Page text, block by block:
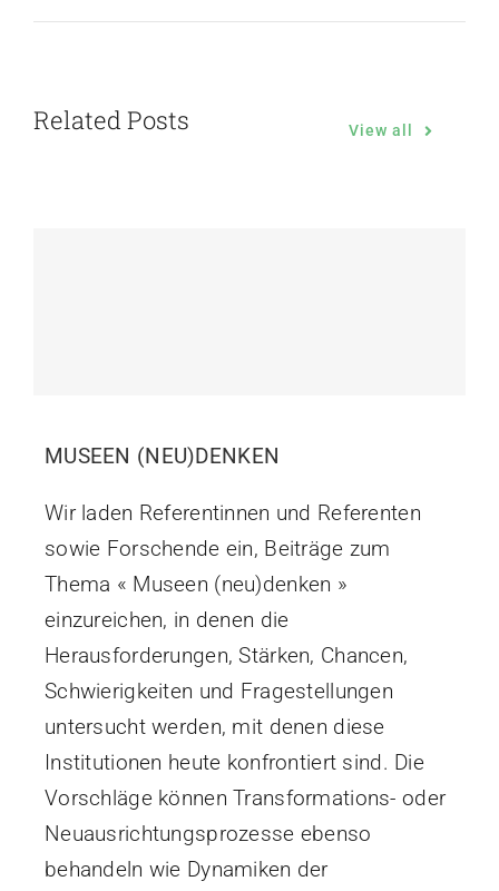
Related Posts View all
MUSEEN (NEU)DENKEN
Wir laden Referentinnen und Referenten
sowie Forschende ein, Beiträge zum
Thema « Museen (neu)denken »
einzureichen, in denen die
Herausforderungen, Stärken, Chancen,
Schwierigkeiten und Fragestellungen
untersucht werden, mit denen diese
Institutionen heute konfrontiert sind. Die
Vorschläge können Transformations- oder
Neuausrichtungsprozesse ebenso
behandeln wie Dynamiken der